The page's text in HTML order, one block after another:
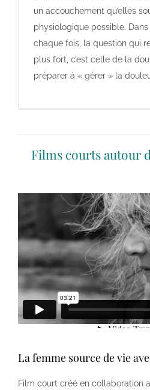
un accouchement qu’elles
physiologique possible. Dans
chaque fois, la question qui
plus fort, c’est celle de la
préparer à « gérer » la
Films courts autour
La femme source de vie
Film court créé en collaboration